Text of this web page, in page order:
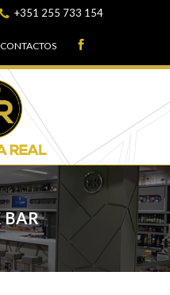
+351 255 733 154
CONTACTOS
BAR